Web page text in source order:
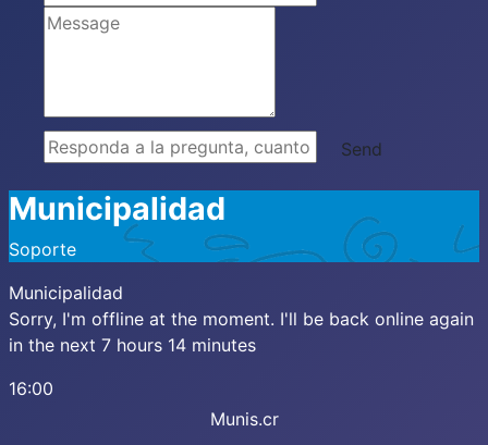
Municipalidad
Soporte
Municipalidad
Sorry, I'm offline at the moment. I'll be back online again
in the next 7 hours 14 minutes
16:00
Munis.cr